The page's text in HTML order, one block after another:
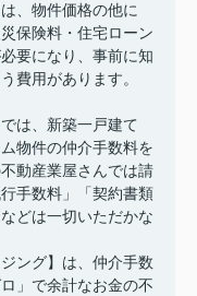
、物件価格の他に
保険料・住宅ローン
要になり、事前に知
費用があります。
は、新築一戸建て
物件の仲介手数料を
動産業屋さんでは請
手数料」「契約書類
どは一切いただかな
ング】は、仲介手数
」で余計なお金の不